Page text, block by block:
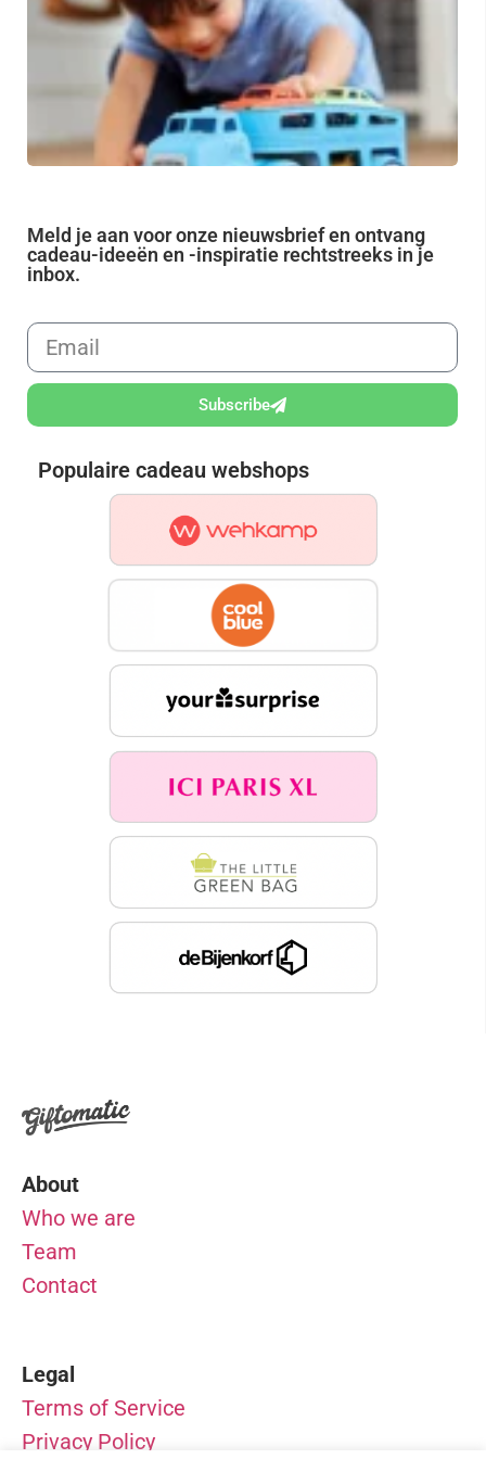
Meld je aan voor onze nieuwsbrief en ontvang
cadeau-ideeën en -inspiratie rechtstreeks in je
inbox.
Subscribe
Populaire cadeau webshops
About
Who we are
Team
Contact
Legal
Terms of Service
Privacy Policy